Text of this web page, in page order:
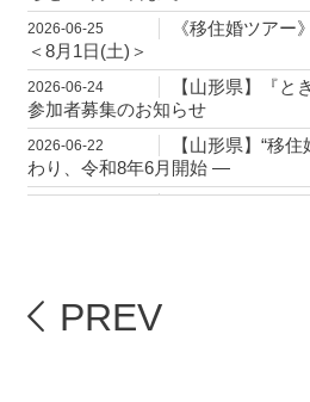
2026-06-25
《移住婚ツアー
＜8月1日(土)＞
2026-06-24
【山形県】『と
参加者募集のお知らせ
2026-06-22
【山形県】“移
わり、令和8年6月開始 ―
2026-05-19
【岐阜県羽島
PREV